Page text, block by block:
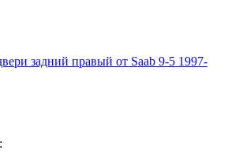
задний правый от Saab 9-5 1997-